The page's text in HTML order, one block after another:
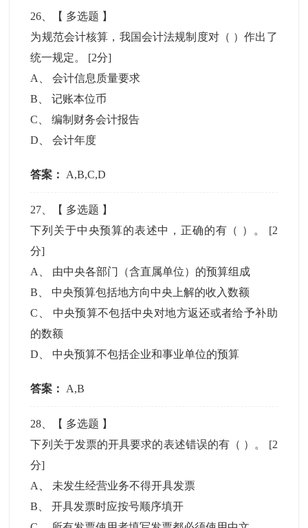
26 、【 多选题 】
为规范会计核算，我国会计法规制度对（ ）作出了
统一规定。 [2分]
A
、会计信息质量要求
B 、记账本位币
C 、编制财务会计报告
D 、会计年度
答案： A,B,C,D
27 、【 多选题 】
下列关于中央预算的表述中，正确的有（ ）。 [2
分]
A
由中央各部门（含直属单位）的预算组成
B
中央预算包括地方向中央上解的收入数额
C
中央预算不包括中央对地方返还或者给予补助
的数额
D
中央预算不包括企业和事业单位的预算
答案： A,B
28 、【 多选题 】
下列关于发票的开具要求的表述错误的有（ ）。 [2
分]
A
未发生经营业务不得开具发票
B 、开具发票时应按号顺序填开